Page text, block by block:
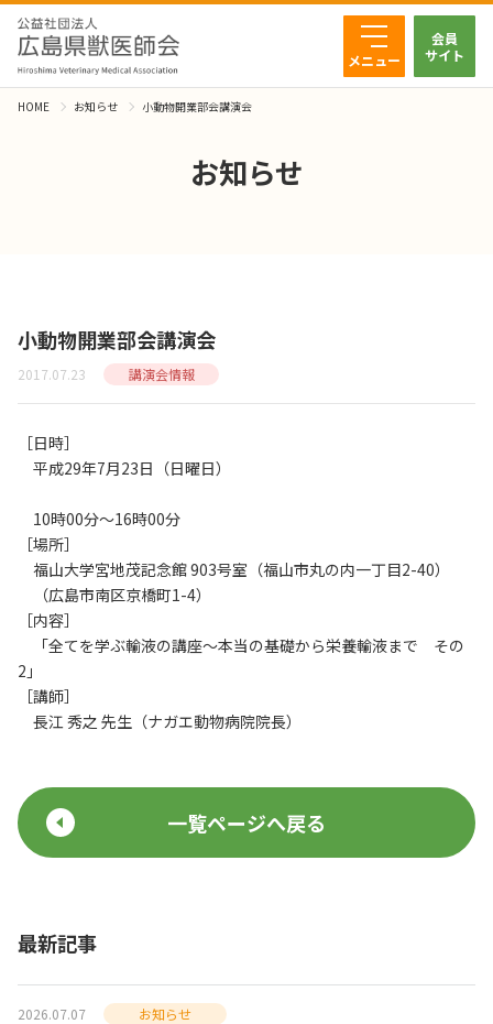
メニュー
会員
サイト
HOME お知らせ 小動物開業部会講演会
お知らせ
小動物開業部会講演会
2017.07.23 講演会情報
［日時］
平成29年7月23日（日曜日）
10時00分～16時00分
［場所］
福山大学宮地茂記念館 903号室（福山市丸の内一丁目2-40）
（広島市南区京橋町1-4）
［内容］
「全てを学ぶ輸液の講座～本当の基礎から栄養輸液まで その
2」
［講師］
長江 秀之 先生（ナガエ動物病院院長）
一覧ページへ戻る
最新記事
2026.07.07 お知らせ